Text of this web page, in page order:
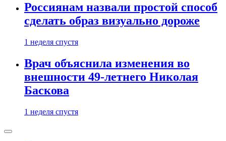
Россиянам назвали простой способ
сделать образ визуально дороже
1 неделя спустя
Врач объяснила изменения во
внешности 49-летнего Николая
Баскова
1 неделя спустя